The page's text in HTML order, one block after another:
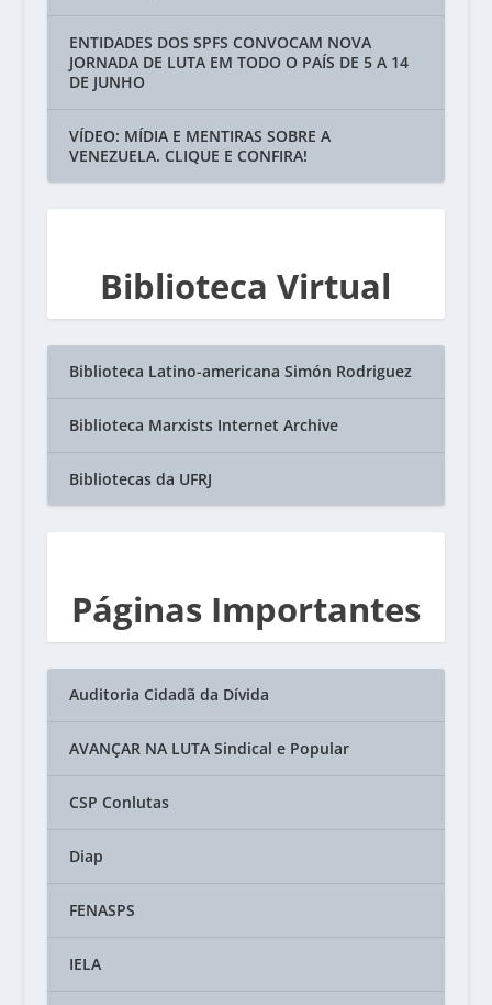
ENTIDADES DOS SPFS CONVOCAM NOVA
JORNADA DE LUTA EM TODO O PAÍS DE 5 A 14
DE JUNHO
VÍDEO: MÍDIA E MENTIRAS SOBRE A
VENEZUELA. CLIQUE E CONFIRA!
Biblioteca Virtual
Biblioteca Latino-americana Simón Rodriguez
Biblioteca Marxists Internet Archive
Bibliotecas da UFRJ
Páginas Importantes
Auditoria Cidadã da Dívida
AVANÇAR NA LUTA Sindical e Popular
CSP Conlutas
Diap
FENASPS
IELA